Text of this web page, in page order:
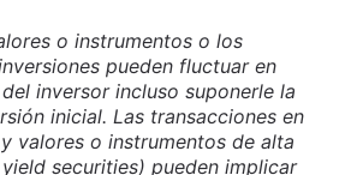
o instrumentos o los
pueden fluctuar en
inversor incluso suponerle la
inicial. Las transacciones en
valores o instrumentos de alta
securities) pueden implicar